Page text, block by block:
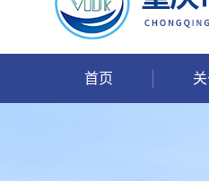
首页 关